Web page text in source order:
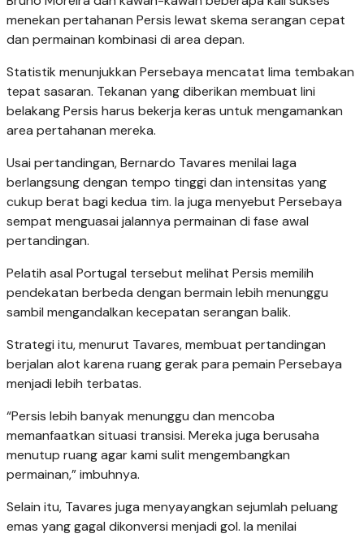
Usai pertandingan, Bernardo Tavares menilai laga
berlangsung dengan tempo tinggi dan intensitas yang
cukup berat bagi kedua tim. Ia juga menyebut Persebaya
sempat menguasai jalannya permainan di fase awal
pertandingan.
Pelatih asal Portugal tersebut melihat Persis memilih
pendekatan berbeda dengan bermain lebih menunggu
sambil mengandalkan kecepatan serangan balik.
Strategi itu, menurut Tavares, membuat pertandingan
berjalan alot karena ruang gerak para pemain Persebaya
menjadi lebih terbatas.
memanfaatkan situasi transisi. Mereka juga berusaha
menutup ruang agar kami sulit mengembangkan
permainan,” imbuhnya.
Selain itu, Tavares juga menyayangkan sejumlah peluang
emas yang gagal dikonversi menjadi gol. Ia menilai
efektivitas penyelesaian akhir menjadi pembeda dalam
pertandingan tersebut.
“Jika kami bisa memaksimalkan peluang-peluang di babak
pertama maupun kedua, mungkin hasilnya akan berbeda
dan kami punya peluang lebih besar untuk memenangkan
pertandingan,” ucapnya.